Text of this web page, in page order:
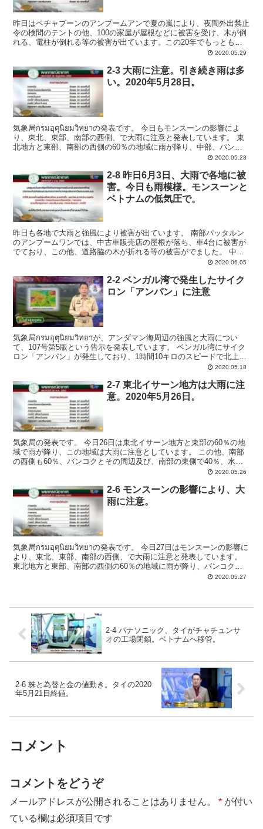
昨日はペチャブーンのアンプームアンで夏の嵐により、夜間外出禁止
令の検問のテントの他、100の家屋が屋根などに被害を受け、木が倒
れる、電柱が倒れる等の被害が出ています。この20年でもっともひ
2020.05.29
2-3 大雨に注意。引き続き雨は多
い。2020年5月28日。
気象局กรมอุตุนิยมวิทยาの発表です。 今日もモンスーンの影響によ
り、東北、東部、南部の西側、で大雨に注意と発表しています。 東
北地方と東部、南部の西側の60％の地域に雨が降り、中部、バンコ
2020.05.28
2-8 昨日6月3日、大雨で各地に被
害。今日も雨模様。モンスーンと
ベトナムの低気圧で。
昨日も各地で大雨と強風により被害が出ています。 南部パッタルン
のアンプームワンでは、中古車販売店の屋根が落ち、車4台に被害が
でており、この他、道路脇の木が折れる等の被害がでました。 中部
サラブリーでは大雨と強風により、家屋の屋根が飛ばされる...2020.06.05
2-2 ベンガル湾で発生したサイク
ロン「アンパン」に注意
気象局กรมอุตุนิยมวิทยาが、アンダマン海周辺の強風と大雨につい
て、107号第5版という告示を発表しています。 ベンガル湾にサイク
ロン「アンパン」が発生しており、1時間10キロのスピードで北上
2020.05.18
2-7 東北イサーン地方は大雨に注
意。2020年5月26日。
気象局の発表です。 今日26日は東北イサーン地方と東部の60％の地
域で雨が降り、この地域は大雨に注意としています。 この他、南部
の西側も60％、バンコクとその周辺及び、南部の東側で40％、水不
2020.05.26
2-6 モンスーンの影響により、大
雨に注意。
気象局กรมอุตุนิยมวิทยาの発表です。 今日27日はモンスーンの影響に
より、東北、東部、南部の西側、で大雨に注意と発表しています。
東北地方と東部、南部の西側の60％の地域に雨が降り、バンコクと
2020.05.27
2-4 パナソニック、タイがチャチュンサ
オの工場閉鎖。ベトナムへ移管。
2-6 株と為替と金の値動き。タイの2020
年5月21日終値。
コメント
コメントをどうぞ
メールアドレスが公開されることはありません。 * が付い
ている欄は必須項目です